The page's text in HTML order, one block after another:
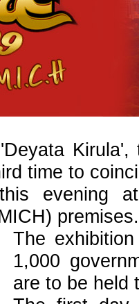
time to
evening
premises.
The
1,000
are to be held